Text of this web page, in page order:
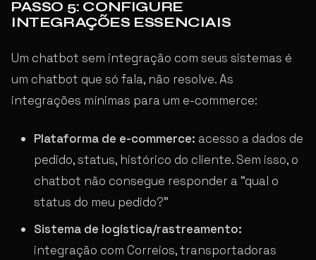
PASSO 5: CONFIGURE
INTEGRAÇÕES ESSENCIAIS
Um chatbot sem integração com seus sistemas é
um chatbot que só fala, não resolve. As
integrações mínimas para um e-commerce:
Plataforma de e-commerce: acesso a dados de
pedido, status, histórico do cliente. Sem isso, o
chatbot não consegue responder a “qual o
status do meu pedido?”
Sistema de logística/rastreamento:
integração com Correios, transportadoras